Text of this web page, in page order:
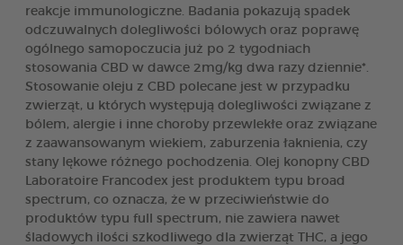
reakcje immunologiczne. Badania pokazują spadek
odczuwalnych dolegliwości bólowych oraz poprawę
ogólnego samopoczucia już po 2 tygodniach
stosowania CBD w dawce 2mg/kg dwa razy dziennie*.
Stosowanie oleju z CBD polecane jest w przypadku
zwierząt, u których występują dolegliwości związane z
bólem, alergie i inne choroby przewlekłe oraz związane
z zaawansowanym wiekiem, zaburzenia łaknienia, czy
stany lękowe różnego pochodzenia. Olej konopny CBD
Laboratoire Francodex jest produktem typu broad
spectrum, co oznacza, że w przeciwieństwie do
produktów typu full spectrum, nie zawiera nawet
śladowych ilości szkodliwego dla zwierząt THC, a jego